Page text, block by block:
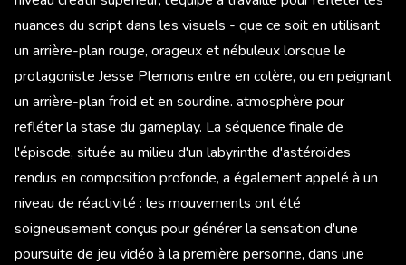
nuances du script dans les visuels - que ce soit en utilisant
un arrière-plan rouge, orageux et nébuleux lorsque le
protagoniste Jesse Plemons entre en colère, ou en peignant
un arrière-plan froid et en sourdine. atmosphère pour
refléter la stase du gameplay. La séquence finale de
l'épisode, située au milieu d'un labyrinthe d'astéroïdes
rendus en composition profonde, a également appelé à un
niveau de réactivité : les mouvements ont été
soigneusement conçus pour générer la sensation d'une
poursuite de jeu vidéo à la première personne, dans une